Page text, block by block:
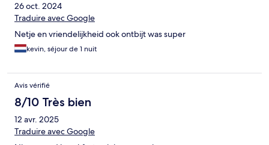
26 oct. 2024
Traduire avec Google
Netje en vriendelijkheid ook ontbijt was super
kevin, séjour de 1 nuit
Avis vérifié
8/10 Très bien
12 avr. 2025
Traduire avec Google